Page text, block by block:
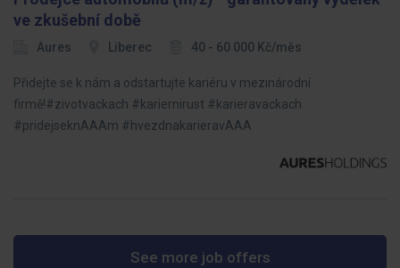
ve zkušební době
Aures Liberec 40 - 60 000 Kč/měs
Přidejte se k nám a odstartujte kariéru v mezinárodní
firmě!#zivotvackach #kariernirust #karieravackach
#pridejseknAAAm #hvezdnakarieravAAA
See more job offers